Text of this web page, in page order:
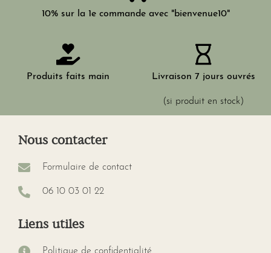
10% sur la 1e commande avec "bienvenue10"
Produits faits main Livraison 7 jours ouvrés
(si produit en stock)
Nous contacter
Formulaire de contact
06 10 03 01 22
Liens utiles